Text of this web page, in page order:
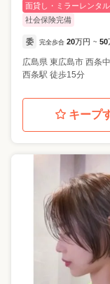
面貸し・ミラーレンタ
社会保険完備
委 完全歩合 20万円 ~ 50
広島県 東広島市 西条
西条駅 徒歩15分
キープ